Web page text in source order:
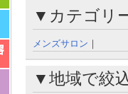
▼カテゴリ
メンズサロン ｜
▼地域で絞